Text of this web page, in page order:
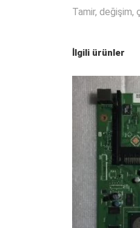
Tamir, değişim,
İlgili ürünler